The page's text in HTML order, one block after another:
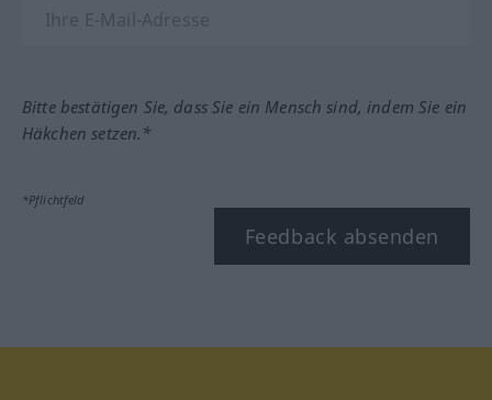
Bitte bestätigen Sie, dass Sie ein Mensch sind, indem Sie ein
Häkchen setzen.*
*Pflichtfeld
Feedback absenden